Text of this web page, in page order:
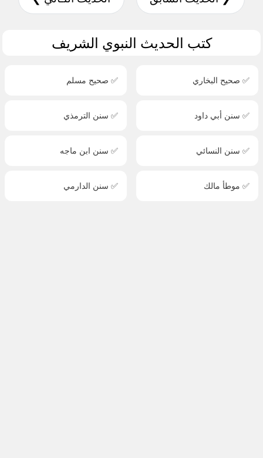
كتب الحديث النبوي الشريف
✅ صحيح البخاري ✅ صحيح مسلم
✅ سنن أبي داود ✅ سنن الترمذي
✅ سنن النسائي ✅ سنن ابن ماجه
✅ موطأ مالك ✅ سنن الدارمي